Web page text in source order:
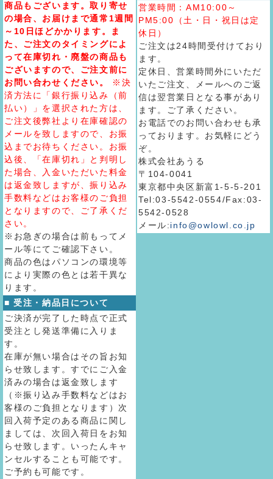
商品もございます。取り寄せ
の場合、お届けまで通常1週間
～10日ほどかかります。ま
た、ご注文のタイミングによ
って在庫切れ・廃盤の商品も
ございますので、ご注文前に
お問い合わせください。
※決
済方法に「銀行振り込み（前
払い）」を選択された方は、
ご注文後弊社より在庫確認の
メールを致しますので、お振
込までお待ちください。お振
込後、「在庫切れ」と判明し
た場合、入金いただいた料金
は返金致しますが、振り込み
手数料などはお客様のご負担
となりますので、ご了承くだ
さい。
※お急ぎの場合は前もってメ
ール等にてご確認下さい。
商品の色はパソコンの環境等
により実際の色とは若干異な
ります。
■ 受注・納品日について
ご決済が完了した時点で正式
受注とし発送準備に入りま
す。
在庫が無い場合はその旨お知
らせ致します。すでにご入金
済みの場合は返金致します
（※振り込み手数料などはお
客様のご負担となります）次
回入荷予定のある商品に関し
ましては、次回入荷日をお知
らせ致します。いったんキャ
ンセルすることも可能です。
ご予約も可能です。
営業時間：AM10:00～
PM5:00（土・日・祝日は定
休日）
ご注文は24時間受付けており
ます。
定休日、営業時間外にいただ
いたご注文、メールへのご返
信は翌営業日となる事があり
ます。ご了承ください。
お電話でのお問い合わせも承
っております。お気軽にどう
ぞ。
株式会社あうる
〒104-0041
東京都中央区新富1-5-5-201
Tel:03-5542-0554/Fax:03-
5542-0528
メール:info@owlowl.co.jp